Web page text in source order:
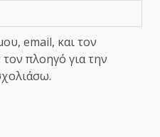
email, και τον
πλοηγό για την